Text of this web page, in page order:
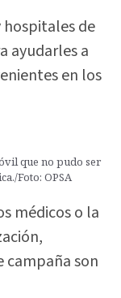
hospitales de
ayudarles a
en los
que no pudo ser
Foto: OPSA
médicos o la
campaña son